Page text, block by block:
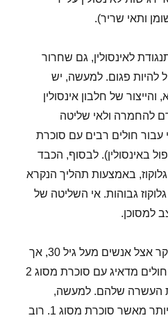
ותאי שריר).
לאינסולין, גם שחרור
להיות פגום. למעשה, יש
של חלבון אינסולין
סוכרת מסוג 2 תורם להחמרה ולאי שליטה
עבור חולים רבים עם סוכרת
לטיפול באינסולין). לבסוף, הכבד
באמצעות תהליך הנקרא
גבוהות. אי השליטה של
למסוכן.
סוכרת מסוג 2 מופיעה בעיקר אצל אנשים מעל גיל 30, אך
לאחרונה אנו רואים מספר חולים מדאיג עם סוכרת מסוג 2
העשרה שלהם. למעשה,
סוכרת מסוג 2 נפוצה כיום יותר מאשר סוכרת מסוג 1. רוב